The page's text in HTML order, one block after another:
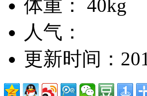
体重： 40kg
人气：
更新时间：